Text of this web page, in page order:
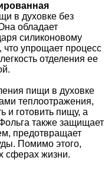
в духовке без
обладает
силиконовому
упрощает процесс
отделения ее
пищи в духовке
теплоотражения,
и готовить пищу, а
также защищает
предотвращает
Помимо этого,
сферах жизни.